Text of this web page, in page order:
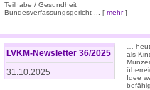
Teilhabe / Gesundheit
Bundesverfassungsgericht ... [ mehr]
LVKM-Newsletter 36/2025
31.10.2025
…
als
Idee